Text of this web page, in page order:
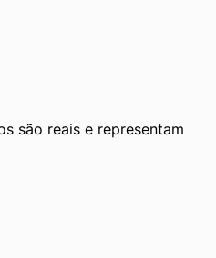
são reais e representam